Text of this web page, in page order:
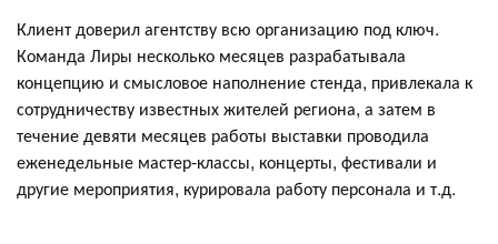
Клиент доверил агентству всю организацию под ключ.
Команда Лиры несколько месяцев разрабатывала
концепцию и смысловое наполнение стенда, привлекала к
сотрудничеству известных жителей региона, а затем в
течение девяти месяцев работы выставки проводила
еженедельные мастер-классы, концерты, фестивали и
другие мероприятия, курировала работу персонала и т.д.